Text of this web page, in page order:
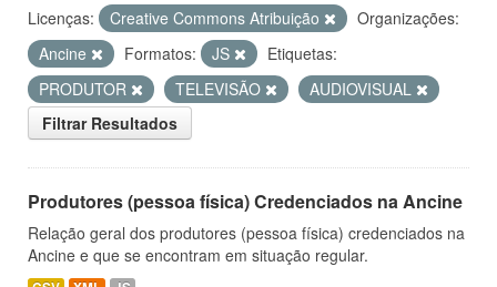
Licenças: Creative Commons Atribuição
Organizações:
Ancine
Formatos: JS
Etiquetas:
PRODUTOR
TELEVISÃO
AUDIOVISUAL
Filtrar Resultados
Produtores (pessoa física) Credenciados na Ancine
Relação geral dos produtores (pessoa física) credenciados na
Ancine e que se encontram em situação regular.